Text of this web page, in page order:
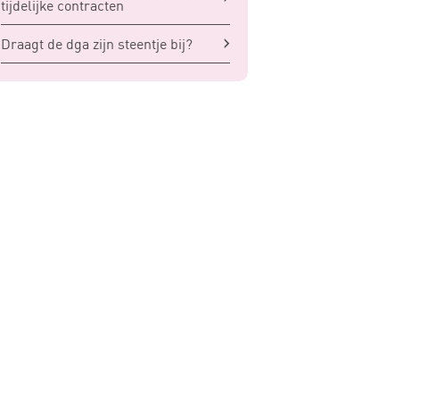
tijdelijke contracten
Draagt de dga zijn steentje bij?